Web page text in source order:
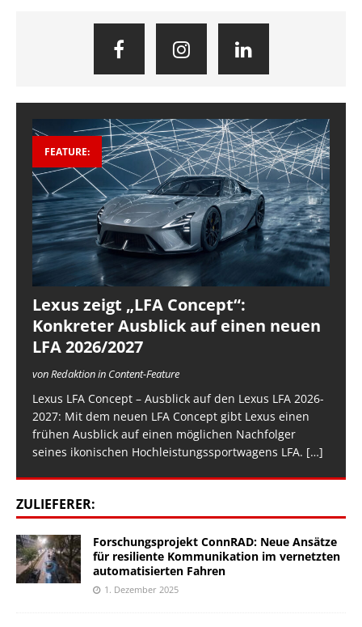
FEATURE:
Lexus zeigt „LFA Concept“:
Konkreter Ausblick auf einen neuen
LFA 2026/2027
von Redaktion in Content-Feature
Lexus LFA Concept – Ausblick auf den Lexus LFA 2026-
2027: Mit dem neuen LFA Concept gibt Lexus einen
frühen Ausblick auf einen möglichen Nachfolger
seines ikonischen Hochleistungssportwagens LFA. […]
ZULIEFERER:
Forschungsprojekt ConnRAD: Neue Ansätze
für resiliente Kommunikation im vernetzten
automatisierten Fahren
1. Dezember 2025